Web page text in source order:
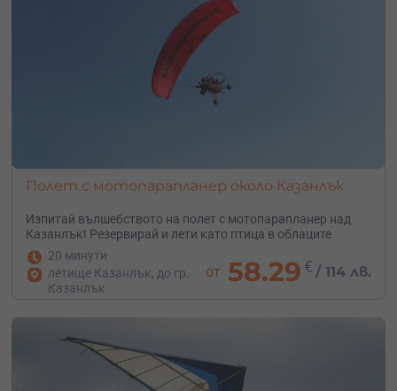
Полет с мотопарапланер около Казанлък
Изпитай вълшебството на полет с мотопарапланер над
Казанлък! Резервирай и лети като птица в облаците
20 минути
летище Казанлък, до гр.
Казанлък
от 58.29 € /114 лв.